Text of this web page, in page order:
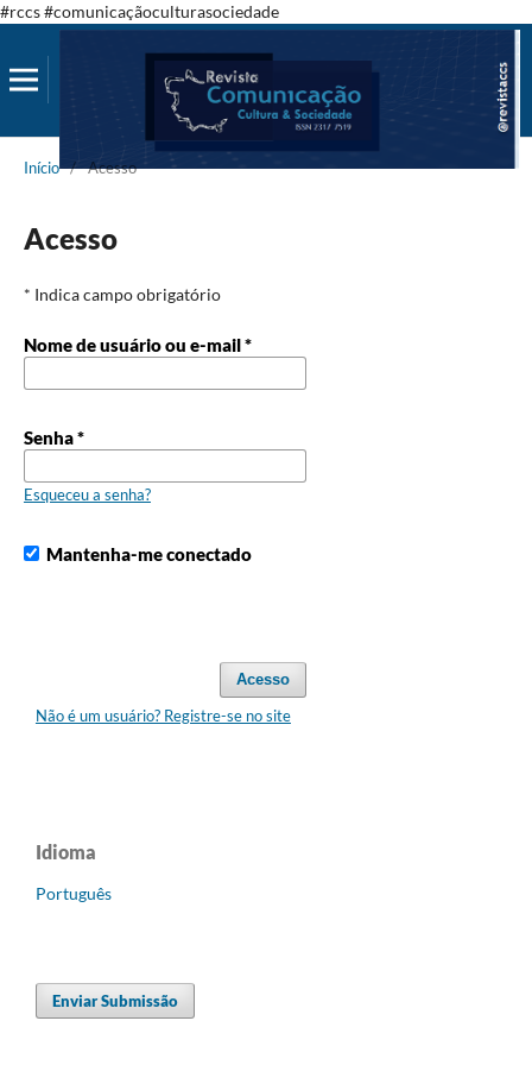
#rccs #comunicaçãoculturasociedade
Início / Acesso
Acesso
* Indica campo obrigatório
Nome de usuário ou e-mail*
Senha*
Esqueceu a senha?
Mantenha-me conectado
Acesso
Não é um usuário? Registre-se no site
Idioma
Português
Enviar Submissão